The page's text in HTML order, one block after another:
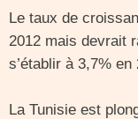
Le taux de
2012 mais devrait
s’établir à 3,7%
La Tunisie est